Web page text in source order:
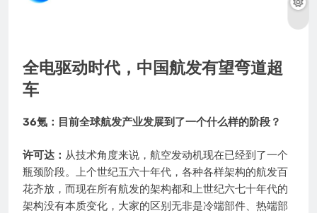
全电驱动时代，中国航发有望弯道超
车
36氪：目前全球航发产业发展到了一个什么样的阶段？
许可达： 从技术角度来说，航空发动机现在已经到了一个
瓶颈阶段。上个世纪五六十年代，各种各样架构的航发百
花齐放，而现在所有航发的架构都和上世纪六七十年代的
架构没有本质变化，大家的区别无非是冷端部件、热端部